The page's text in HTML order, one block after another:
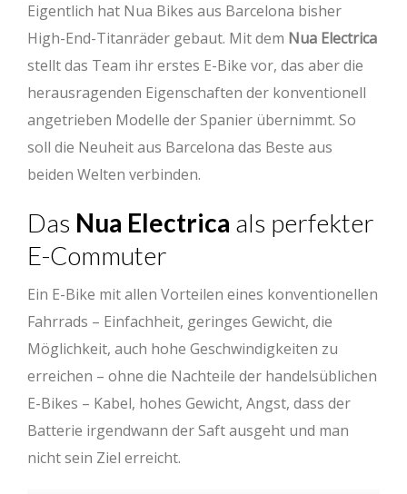
Eigentlich hat Nua Bikes aus Barcelona bisher
High-End-Titanräder gebaut. Mit dem Nua Electrica
stellt das Team ihr erstes E-Bike vor, das aber die
herausragenden Eigenschaften der konventionell
angetrieben Modelle der Spanier übernimmt. So
soll die Neuheit aus Barcelona das Beste aus
beiden Welten verbinden.
Das Nua Electrica als perfekter
E-Commuter
Ein E-Bike mit allen Vorteilen eines konventionellen
Fahrrads – Einfachheit, geringes Gewicht, die
Möglichkeit, auch hohe Geschwindigkeiten zu
erreichen – ohne die Nachteile der handelsüblichen
E-Bikes – Kabel, hohes Gewicht, Angst, dass der
Batterie irgendwann der Saft ausgeht und man
nicht sein Ziel erreicht.